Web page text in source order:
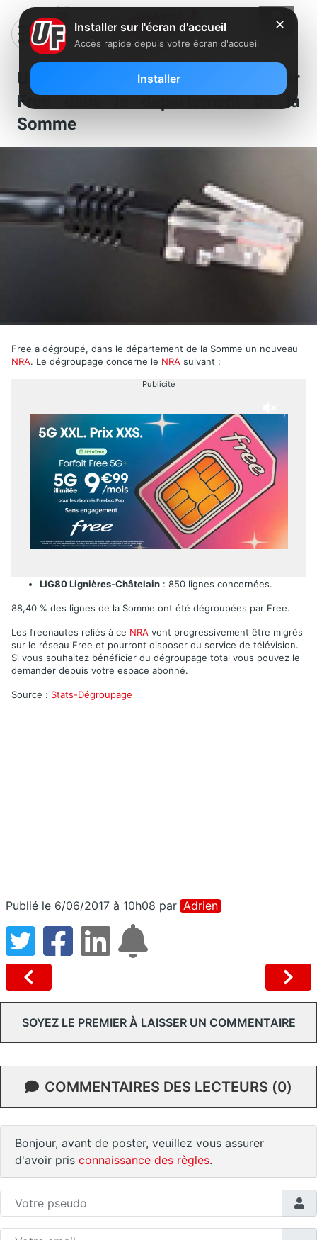
Un nouveau NRA a été dégroupé par
Free dans le département de la
Somme
Free a dégroupé, dans le département de la Somme un nouveau
NRA. Le dégroupage concerne le NRA suivant :
Publicité
LIG80 Lignières-Châtelain : 850 lignes concernées.
88,40 % des lignes de la Somme ont été dégroupées par Free.
Les freenautes reliés à ce NRA vont progressivement être migrés
sur le réseau Free et pourront disposer du service de télévision.
Si vous souhaitez bénéficier du dégroupage total vous pouvez le
demander depuis votre espace abonné.
Source : Stats-Dégroupage
Publié le 6/06/2017 à 10h08 par Adrien
SOYEZ LE PREMIER À LAISSER UN COMMENTAIRE
COMMENTAIRES DES LECTEURS (0)
Bonjour, avant de poster, veuillez vous assurer
d'avoir pris connaissance des règles.
✕
Installer sur l'écran d'accueil
Accès rapide depuis votre écran d'accueil
Installer